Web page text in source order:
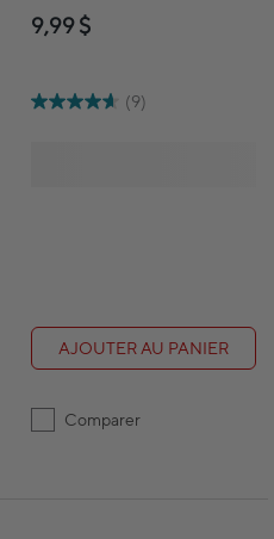
300RT - 1,0 mm - noir
- paquet de 12
9,99 $
(9)
AJOUTER AU PANIER
Comparer